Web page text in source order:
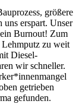
größere
uns erspart. Unser
Burnout! Zum
zu weit
Diesel-
wir schneller.
getrieben
gefunden.